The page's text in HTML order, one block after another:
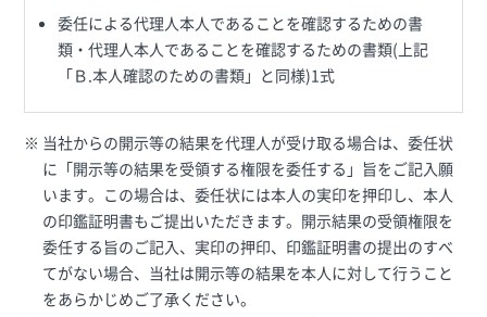
委任による代理人本人であることを確認するための書
類・代理人本人であることを確認するための書類(上記
「Ｂ.本人確認のための書類」と同様)1式
当社からの開示等の結果を代理人が受け取る場合は、委任状
に「開示等の結果を受領する権限を委任する」旨をご記入願
います。この場合は、委任状には本人の実印を押印し、本人
の印鑑証明書もご提出いただきます。開示結果の受領権限を
委任する旨のご記入、実印の押印、印鑑証明書の提出のすべ
てがない場合、当社は開示等の結果を本人に対して行うこと
をあらかじめご了承ください。